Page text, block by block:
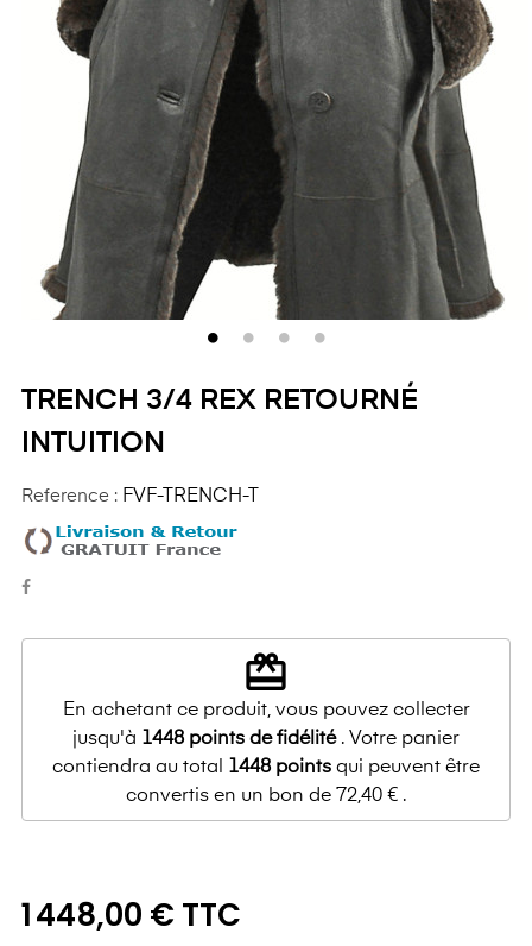
TRENCH 3/4 REX RETOURNÉ
INTUITION
Reference : FVF-TRENCH-T
redeem
En achetant ce produit, vous pouvez collecter
jusqu'à 1448 points de fidélité. Votre panier
contiendra au total 1448 points qui peuvent être
convertis en un bon de 72,40 € .
1 448,00 € TTC